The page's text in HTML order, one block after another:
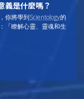
義是什麼嗎？
你將學到Scientology的
「瞭解心靈、靈魂和生